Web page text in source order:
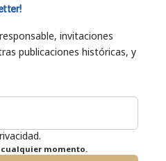
invitaciones
publicaciones históricas, y
cualquier momento.